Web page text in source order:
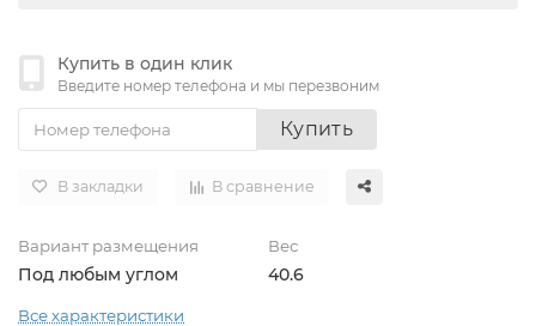
Купить в один клик
Введите номер телефона и мы перезвоним
Купить
В закладки В сравнение
Вариант размещения
Под любым углом
Вес
40.6
Все характеристики